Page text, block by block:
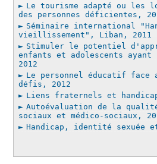
Le tourisme adapté ou
des personnes déficientes,
Séminaire international
vieillissement", Liban, 2011
Stimuler le potentiel
enfants et adolescents ayant
2012
Le personnel éducatif face
défis, 2012
Liens fraternels et
Autoévaluation de la
sociaux et médico-sociaux,
Handicap, identité sexuée